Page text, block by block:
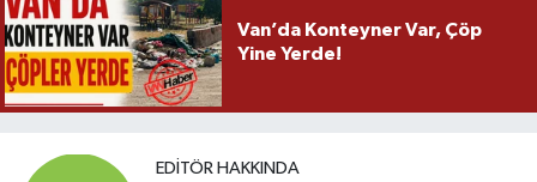
Van’da Konteyner Var, Çöp
Yine Yerde!
EDITÖR HAKKINDA